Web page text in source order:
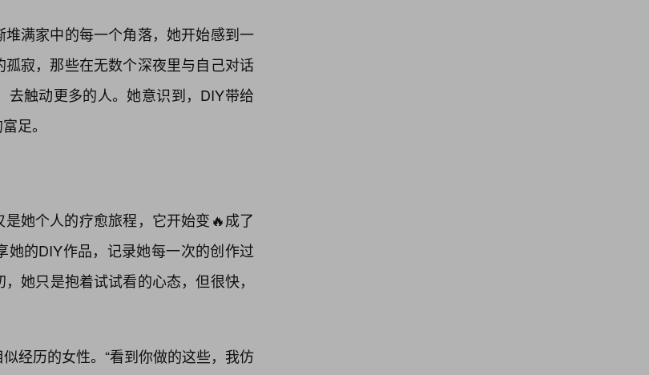
满家中的每一个角落，她开始感到一
寂，那些在无数个深夜里与自己对话
触动更多的人。她意识到，DIY带给
足。
她个人的疗愈旅程，它开始变🔥成了
的DIY作品，记录她每一次的创作过
她只是抱着试试看的心态，但很快，
经历的女性。“看到你做的这些，我仿